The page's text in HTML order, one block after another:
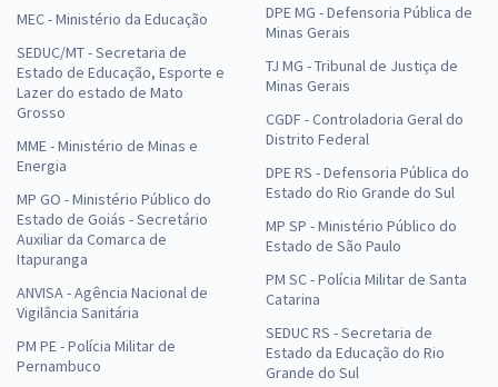
MEC - Ministério da Educação
SEDUC/MT - Secretaria de
Estado de Educação, Esporte e
Lazer do estado de Mato
Grosso
MME - Ministério de Minas e
Energia
MP GO - Ministério Público do
Estado de Goiás - Secretário
Auxiliar da Comarca de
Itapuranga
ANVISA - Agência Nacional de
Vigilância Sanitária
PM PE - Polícia Militar de
Pernambuco
DPE MG - Defensoria Pública de
Minas Gerais
TJ MG - Tribunal de Justiça de
Minas Gerais
CGDF - Controladoria Geral do
Distrito Federal
DPE RS - Defensoria Pública do
Estado do Rio Grande do Sul
MP SP - Ministério Público do
Estado de São Paulo
PM SC - Polícia Militar de Santa
Catarina
SEDUC RS - Secretaria de
Estado da Educação do Rio
Grande do Sul